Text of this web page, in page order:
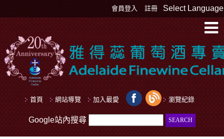
Select Language
會員登入 註冊
首頁 網站導覽 加入最愛 瀏覽紀錄
Google站內搜尋